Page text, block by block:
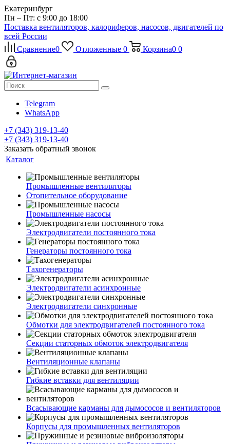
Екатеринбург
Пн – Пт: с 9:00 до 18:00
Поставка вентиляторов, калориферов, насосов, двигателей по
всей России
Сравнение0 Отложенные 0 Корзина0 0
Telegram
WhatsApp
+7 (343) 319-13-40
+7 (343) 319-13-40
Заказать обратный звонок
Каталог
Промышленные вентиляторы
Отопительное оборудование
Промышленные насосы
Электродвигатели постоянного тока
Генераторы постоянного тока
Тахогенераторы
Электродвигатели асинхронные
Электродвигатели синхронные
Обмотки для электродвигателей постоянного тока
Секции статорных обмоток электродвигателя
Вентиляционные клапаны
Гибкие вставки для вентиляции
Всасывающие карманы для дымососов и вентиляторов
Корпусы для промышленных вентиляторов